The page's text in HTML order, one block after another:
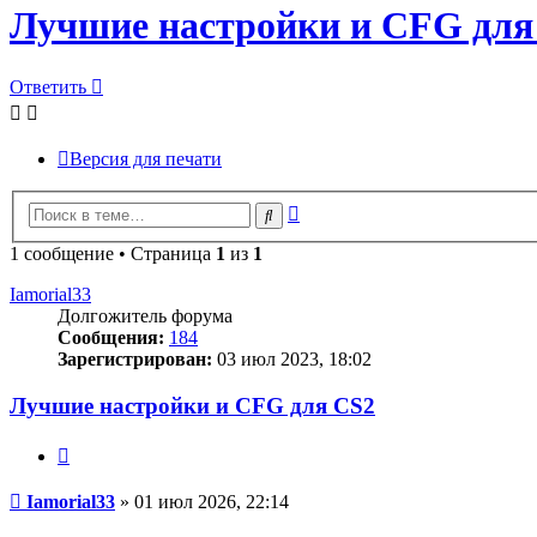
Лучшие настройки и CFG
Ответить
Версия для печати
Поиск
1 сообщение • Страница 1 из 1
Iamorial33
Долгожитель форума
Сообщения: 184
Зарегистрирован: 03 июл 2023, 18:02
Лучшие настройки и CFG для CS2
Сообщение
Iamorial33 » 01 июл 2026, 22:14